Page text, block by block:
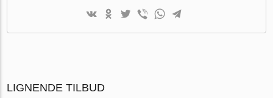
LIGNENDE TILBUD